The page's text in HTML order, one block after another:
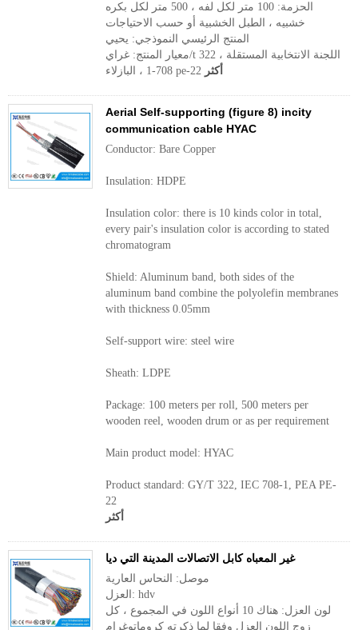
الحزمة: 100 متر لكل لفه ، 500 متر لكل بكره
خشبيه ، الطبل الخشبية أو حسب الاحتياجات
المنتج الرئيسي النموذجي: يحيي
معيار المنتج: غراي/t 322 ، اللجنة الانتخابية المستقلة
708-1 ، البازلاء pe-22 أكثر
Aerial Self-supporting (figure 8) incity
communication cable HYAC
Conductor: Bare Copper
Insulation: HDPE
Insulation color: there is 10 kinds color in total,
every pair's insulation color is according to stated
chromatogram
Shield: Aluminum band, both sides of the
aluminum band combine the polyolefin membranes
with thickness 0.05mm
Self-support wire: steel wire
Sheath: LDPE
Package: 100 meters per roll, 500 meters per
wooden reel, wooden drum or as per requirement
Main product model: HYAC
Product standard: GY/T 322, IEC 708-1, PEA PE-
22
أكثر
غير المعباه كابل الاتصالات المدينة التي ديا
موصل: النحاس العارية
العزل: hdv
لون العزل: هناك 10 أنواع اللون في المجموع ، كل
زوج اللون العزل وفقا لما ذكرته كروماتوغرام